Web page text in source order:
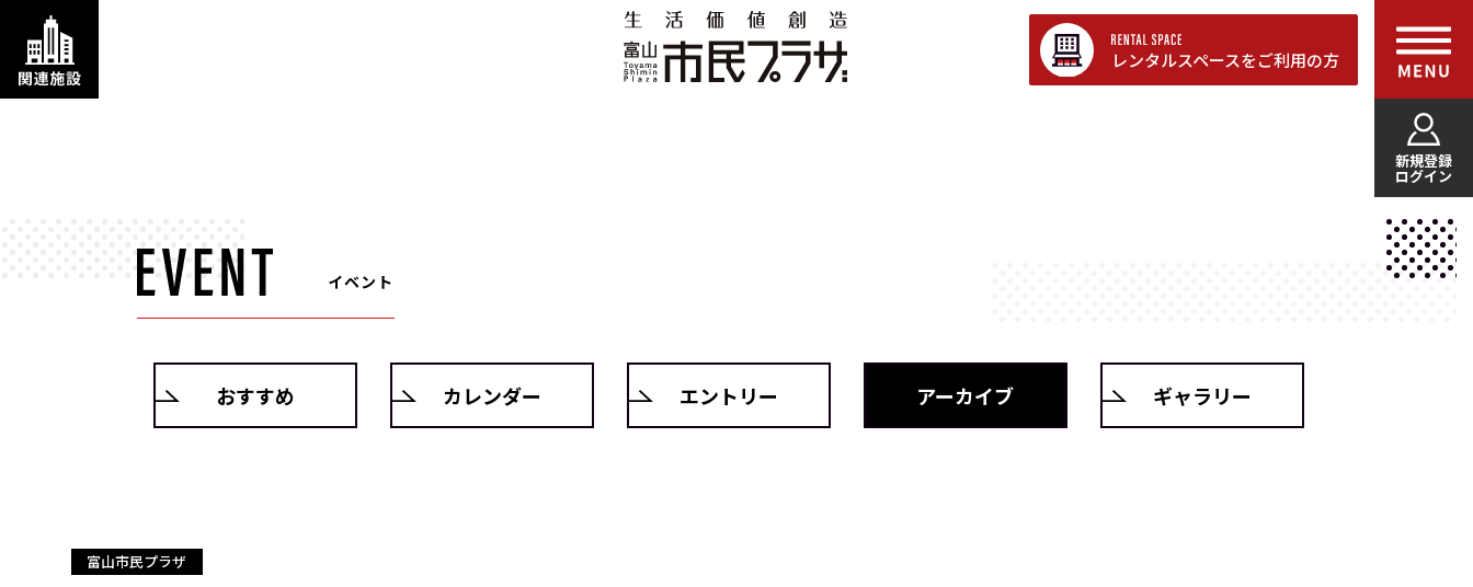
新規登録
ログイン
レンタルスペースをご利用の方
イベント
おすすめ カレンダー エントリー アーカイブ ギャラリー
富山市民プラザ